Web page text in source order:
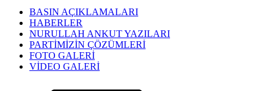
BASIN AÇIKLAMALARI
HABERLER
NURULLAH ANKUT YAZILARI
PARTİMİZİN ÇÖZÜMLERİ
FOTO GALERİ
VİDEO GALERİ